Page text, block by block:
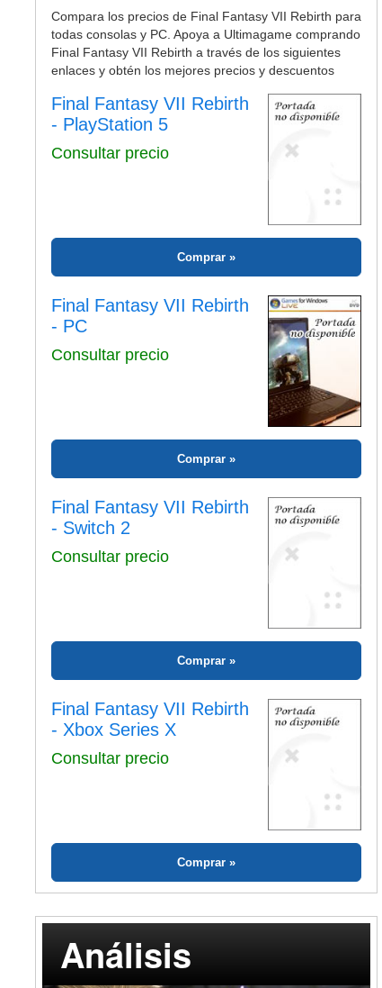
Compara los precios de Final Fantasy VII Rebirth para
todas consolas y PC. Apoya a Ultimagame comprando
Final Fantasy VII Rebirth a través de los siguientes
enlaces y obtén los mejores precios y descuentos
Final Fantasy VII Rebirth
- PlayStation 5
Consultar precio
Comprar
Final Fantasy VII Rebirth
- PC
Consultar precio
Comprar
Final Fantasy VII Rebirth
- Switch 2
Consultar precio
Comprar
Final Fantasy VII Rebirth
- Xbox Series X
Consultar precio
Comprar
Análisis